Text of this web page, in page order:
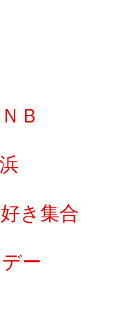
別
宮
・Ｔ
・
Ｂ好
ース